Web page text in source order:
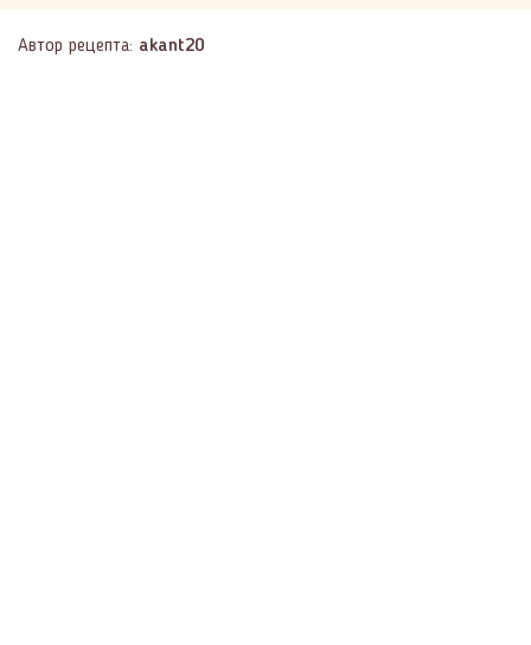
Автор рецепта: akant20